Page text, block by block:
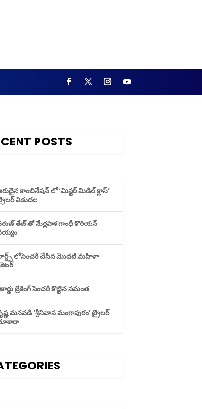
POSTS
కాంబినేషన్ లో ‘మిస్టర్ మిడిల్ క్లాస్’
విడుదల
తేజ్ తో మేర్లపాక గాంధీ కొరియన్
లోసెంచరీ చేసిన మొదటి మహిళా
బ్రేకింగ్ సెంచరీ కొట్టిన సమంత
మనవడి ‘శ్రీనివాస మంగాపురం’ ట్రైలర్